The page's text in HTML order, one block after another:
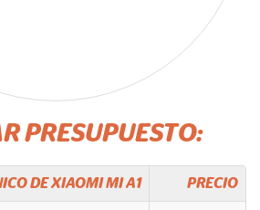
PRESUPUESTO:
DEXIAOMIMI A1 PRECIO